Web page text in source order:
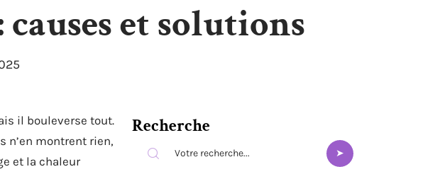
et solutions
il bouleverse tout.
n’en montrent rien,
et la chaleur
Recherche